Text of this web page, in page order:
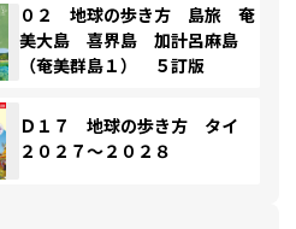
０２ 地球の歩き方 島旅 奄
美大島 喜界島 加計呂麻島
（奄美群島１） ５訂版
Ｄ１７ 地球の歩き方 タイ
２０２７～２０２８